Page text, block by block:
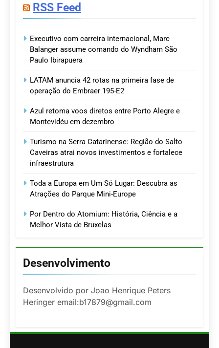
RSS Feed
Executivo com carreira internacional, Marc
Balanger assume comando do Wyndham São
Paulo Ibirapuera
LATAM anuncia 42 rotas na primeira fase de
operação do Embraer 195-E2
Azul retoma voos diretos entre Porto Alegre e
Montevidéu em dezembro
Turismo na Serra Catarinense: Região do Salto
Caveiras atrai novos investimentos e fortalece
infraestrutura
Toda a Europa em Um Só Lugar: Descubra as
Atrações do Parque Mini-Europe
Por Dentro do Atomium: História, Ciência e a
Melhor Vista de Bruxelas
Desenvolvimento
Desenvolvido por Joao Henrique Peters
Heringer email:b17879@gmail.com